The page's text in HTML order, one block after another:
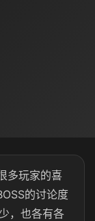
多玩家的喜
的讨论度
，也各有各